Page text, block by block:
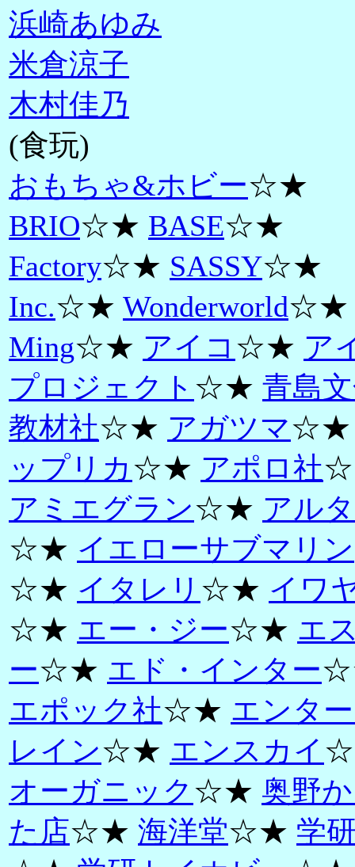
浜崎あゆみ
米倉涼子
木村佳乃
(食玩)
おもちゃ&ホビー☆★
BRIO☆★ BASE☆★
Factory☆★ SASSY☆★
Inc.☆★ Wonderworld☆★
Ming☆★ アイコ ☆★ ア
プロジェクト ☆★ 青島
教材社☆★ アガツマ
ップリカ ☆★ アポロ社
アミエグラン☆★ アル
☆★ イエローサブマリン
☆★ イタレリ ☆★ イワ
☆★ エー・ジー☆★ エ
ー☆★ エド・インター
エポック社☆★ エンタ
レイン☆★ エンスカイ
オーガニック ☆★ 奥野
た店☆★ 海洋堂☆★ 学